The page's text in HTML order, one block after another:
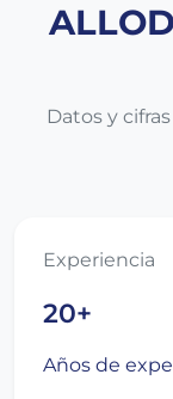
Datos y
Experiencia
20+
Años de